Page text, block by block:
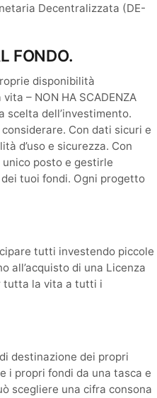
Decentralizzata (DE-
FONDO.
disponibilità
– NON HA SCADENZA
scelta dell’investimento.
Con dati sicuri e
d’uso e sicurezza. Con
posto e gestirle
tuoi fondi. Ogni progetto
tutti investendo piccole
all’acquisto di una Licenza
tutta la vita a tutti i
destinazione dei propri
i propri fondi da una tasca e
scegliere una cifra consona